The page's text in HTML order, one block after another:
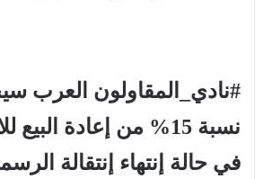
#نادي_المقاولون العرب
نسبة 15% من إعادة
في حالة إنتهاء إنتقالة